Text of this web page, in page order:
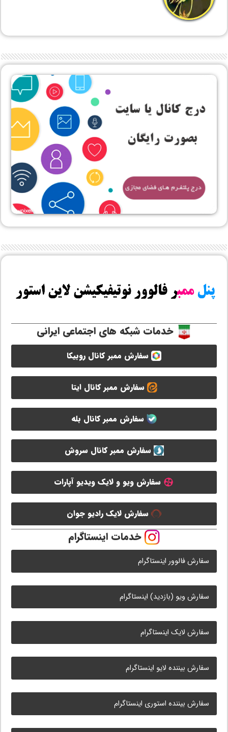
خدمات شبکه های اجتماعی ایرانی
سفارش ممبر کانال روبیکا
سفارش ممبر کانال ایتا
سفارش ممبر کانال بله
سفارش ممبر کانال سروش
سفارش ویو و لایک ویدیو آپارات
سفارش لایک رادیو جوان
خدمات اینستاگرام
سفارش فالوور اینستاگرام
سفارش ویو (بازدید) اینستاگرام
سفارش لایک اینستاگرام
سفارش بیننده لایو اینستاگرام
سفارش بیننده استوری اینستاگرام